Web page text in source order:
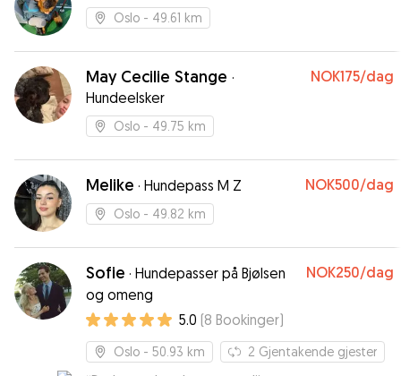
Oslo - 49.61 km
May Cecilie Stange ·
Hundeelsker
NOK175/dag
Oslo - 49.75 km
Melike · Hundepass M Z NOK500/dag
Oslo - 49.82 km
Sofie · Hundepasser på Bjølsen
og omeng
NOK250/dag
5.0 (8 Bookinger)
Oslo - 50.93 km 2 Gjentakende gjester